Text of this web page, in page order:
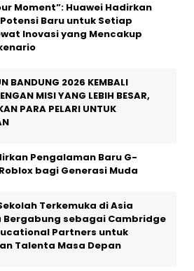
Moment”: Huawei Hadirkan
Baru untuk Setiap
Inovasi yang Mencakup
BANDUNG 2026 KEMBALI
MISI YANG LEBIH BESAR,
PARA PELARI UNTUK
Pengalaman Baru G-
Roblox bagi Generasi Muda
Terkemuka di Asia
Bergabung sebagai Cambridge
Partners untuk
Talenta Masa Depan